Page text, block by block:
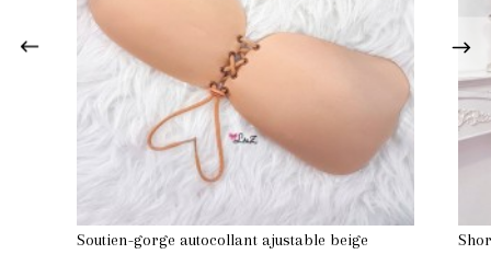
Soutien-gorge autocollant ajustable beige